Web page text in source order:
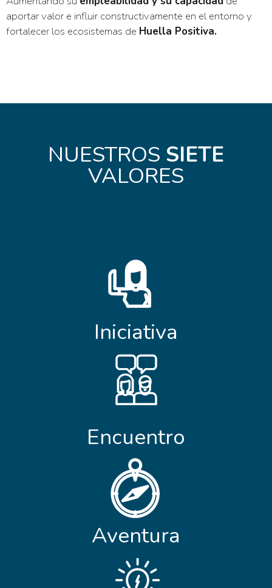
aportar valor e influir constructivamente en el entorno y
fortalecer los ecosistemas de Huella Positiva.
NUESTROS SIETE
VALORES
Iniciativa
Encuentro
Aventura